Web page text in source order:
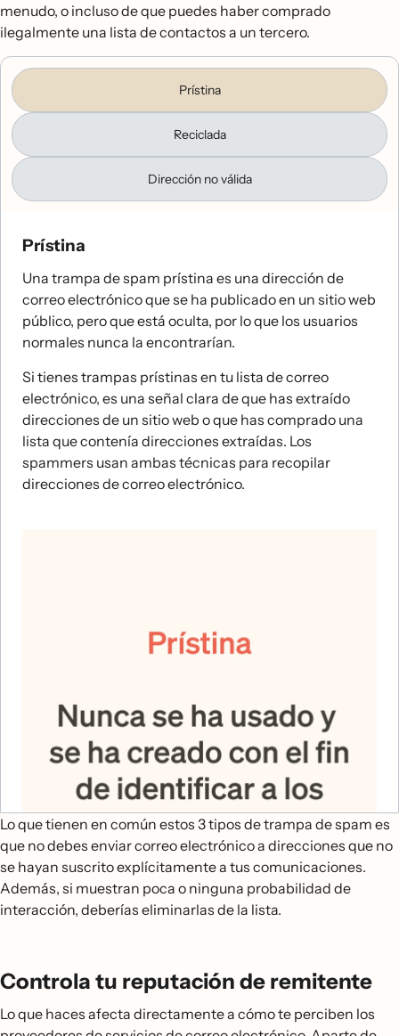
menudo, o incluso de que puedes haber comprado
ilegalmente una lista de contactos a un tercero.
Prístina
Reciclada
Dirección no válida
Prístina
Una trampa de spam prístina es una dirección de
correo electrónico que se ha publicado en un sitio web
público, pero que está oculta, por lo que los usuarios
normales nunca la encontrarían.
Si tienes trampas prístinas en tu lista de correo
electrónico, es una señal clara de que has extraído
direcciones de un sitio web o que has comprado una
lista que contenía direcciones extraídas. Los
spammers usan ambas técnicas para recopilar
direcciones de correo electrónico.
Reciclada
Una trampa de spam reciclada es una dirección de
correo electrónico que una persona real llegó a usar
en un momento determinado, pero que ya no se usa
spam.
Cuando envíes un correo electrónico a una trampa de
Dirección no válida
Los proveedores de servicios de correo electrónico
pueden usar direcciones no válidas o mal escritas
como trampas de spam.
de registro. Limita cualquier probabilidad de caer en
una trampa de spam por una dirección no válida, ya
que los usuarios tienen que confirmar siempre que se
Lo que tienen en común estos 3 tipos de trampa de spam es
que no debes enviar correo electrónico a direcciones que no
se hayan suscrito explícitamente a tus comunicaciones.
Además, si muestran poca o ninguna probabilidad de
interacción, deberías eliminarlas de la lista.
Controla tu reputación de remitente
Lo que haces afecta directamente a cómo te perciben los